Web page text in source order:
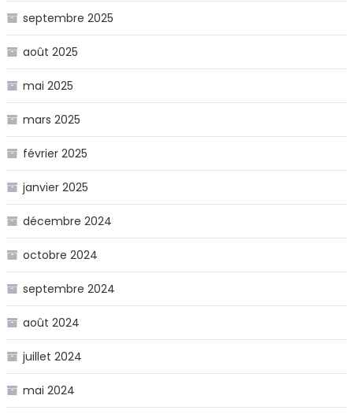
septembre 2025
août 2025
mai 2025
mars 2025
février 2025
janvier 2025
décembre 2024
octobre 2024
septembre 2024
août 2024
juillet 2024
mai 2024